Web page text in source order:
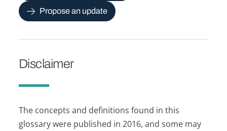
Propose an update
Disclaimer
The concepts and definitions found in this
glossary were published in 2016, and some may